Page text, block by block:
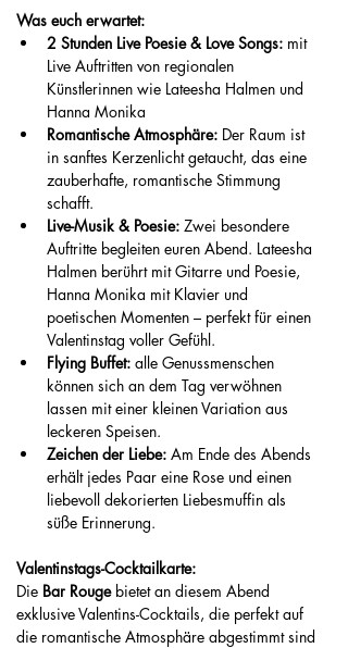
Was euch erwartet:
2 Stunden Live Poesie & Love Songs: mit
Live Auftritten von regionalen
Künstlerinnen wie Lateesha Halmen und
Hanna Monika
Romantische Atmosphäre: Der Raum ist
in sanftes Kerzenlicht getaucht, das eine
zauberhafte, romantische Stimmung
schafft.
Live-Musik & Poesie: Zwei besondere
Auftritte begleiten euren Abend. Lateesha
Halmen berührt mit Gitarre und Poesie,
Hanna Monika mit Klavier und
poetischen Momenten – perfekt für einen
Valentinstag voller Gefühl.
Flying Buffet: alle Genussmenschen
können sich an dem Tag verwöhnen
lassen mit einer kleinen Variation aus
leckeren Speisen.
Zeichen der Liebe: Am Ende des Abends
erhält jedes Paar eine Rose und einen
liebevoll dekorierten Liebesmuffin als
süße Erinnerung.
Valentinstags-Cocktailkarte:
Die Bar Rouge bietet an diesem Abend
exklusive Valentins-Cocktails, die perfekt auf
die romantische Atmosphäre abgestimmt sind